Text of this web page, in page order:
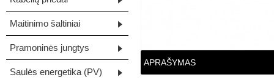
Maitinimo šaltiniai
Pramoninės jungtys
Saulės energetika (PV)
APRAŠYMAS